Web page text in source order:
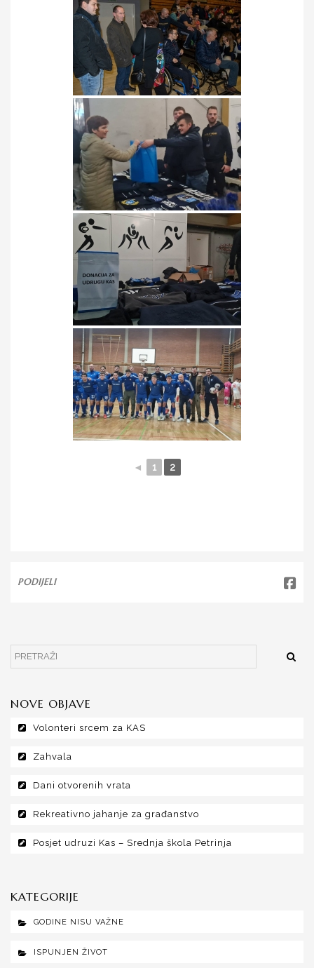
◄ 1 2
PODIJELI
NOVE OBJAVE
Volonteri srcem za KAS
Zahvala
Dani otvorenih vrata
Rekreativno jahanje za građanstvo
Posjet udruzi Kas – Srednja škola Petrinja
KATEGORIJE
GODINE NISU VAŽNE
ISPUNJEN ŽIVOT